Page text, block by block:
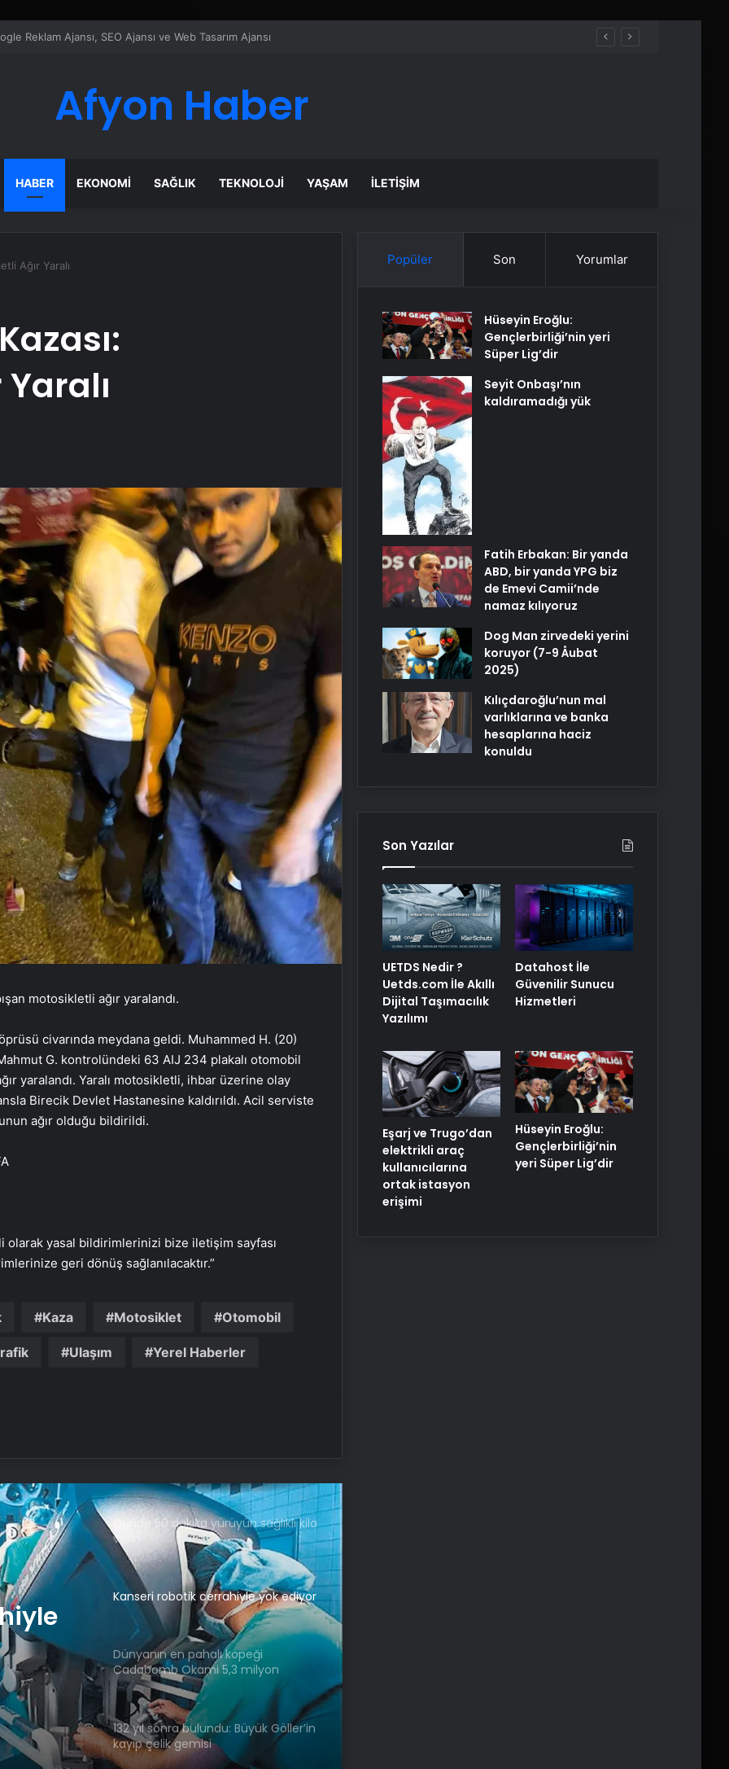
Dijital Taşımacılık Yazılımı
Afyon Haber
HABER EKONOMI SAĞLIK TEKNOLOJI YAŞAM İLETIŞIM
Ağır Yaralı
motosikletli ağır yaralandı.
civarında meydana geldi. Muhammed H. (20)
G. kontrolündeki 63 AIJ 234 plakalı otomobil
yaralandı. Yaralı motosikletli, ihbar üzerine olay
Birecik Devlet Hastanesine kaldırıldı. Acil serviste
ağır olduğu bildirildi.
olarak yasal bildirimlerinizi bize iletişim sayfası
geri dönüş sağlanılacaktır.”
Kaza Motosiklet Otomobil
Ulaşım Yerel Haberler
OneRepublic, Maximum Uniq
Açıkhava’da yaz sezonunu açacak
yapmalı?
Günde 50 dakika yürüyün sağlıklı kilo
verin
Kanseri robotik cerrahiyle yok ediyor
Dünyanın en pahalı köpeği
Cadabomb Okami 5,3 milyon
euroya satıldı
132 yıl sonra bulundu: Büyük Göller’in
kayıp çelik gemisi
Popüler Son Yorumlar
Hüseyin Eroğlu:
Gençlerbirliği’nin yeri
Süper Lig’dir
Seyit Onbaşı’nın
kaldıramadığı yük
Fatih Erbakan: Bir yanda
ABD, bir yanda YPG biz
de Emevi Camii’nde
namaz kılıyoruz
Dog Man zirvedeki yerini
koruyor (7-9 Åubat
2025)
Kılıçdaroğlu’nun mal
varlıklarına ve banka
hesaplarına haciz
konuldu
Son Yazılar
UETDS Nedir ?
Uetds.com İle Akıllı
Dijital Taşımacılık
Yazılımı
Datahost İle
Güvenilir Sunucu
Hizmetleri
Eşarj ve Trugo’dan
elektrikli araç
kullanıcılarına
ortak istasyon
erişimi
Hüseyin Eroğlu:
Gençlerbirliği’nin
yeri Süper Lig’dir